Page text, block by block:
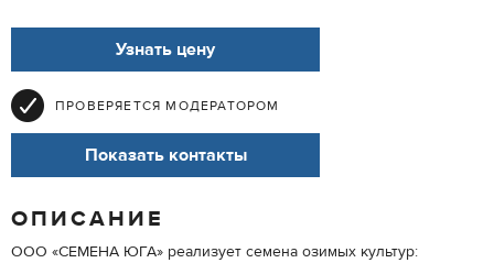
Узнать цену
ПРОВЕРЯЕТСЯ МОДЕРАТОРОМ
Показать контакты
ОПИСАНИЕ
ООО «СЕМЕНА ЮГА» реализует семена озимых культур: